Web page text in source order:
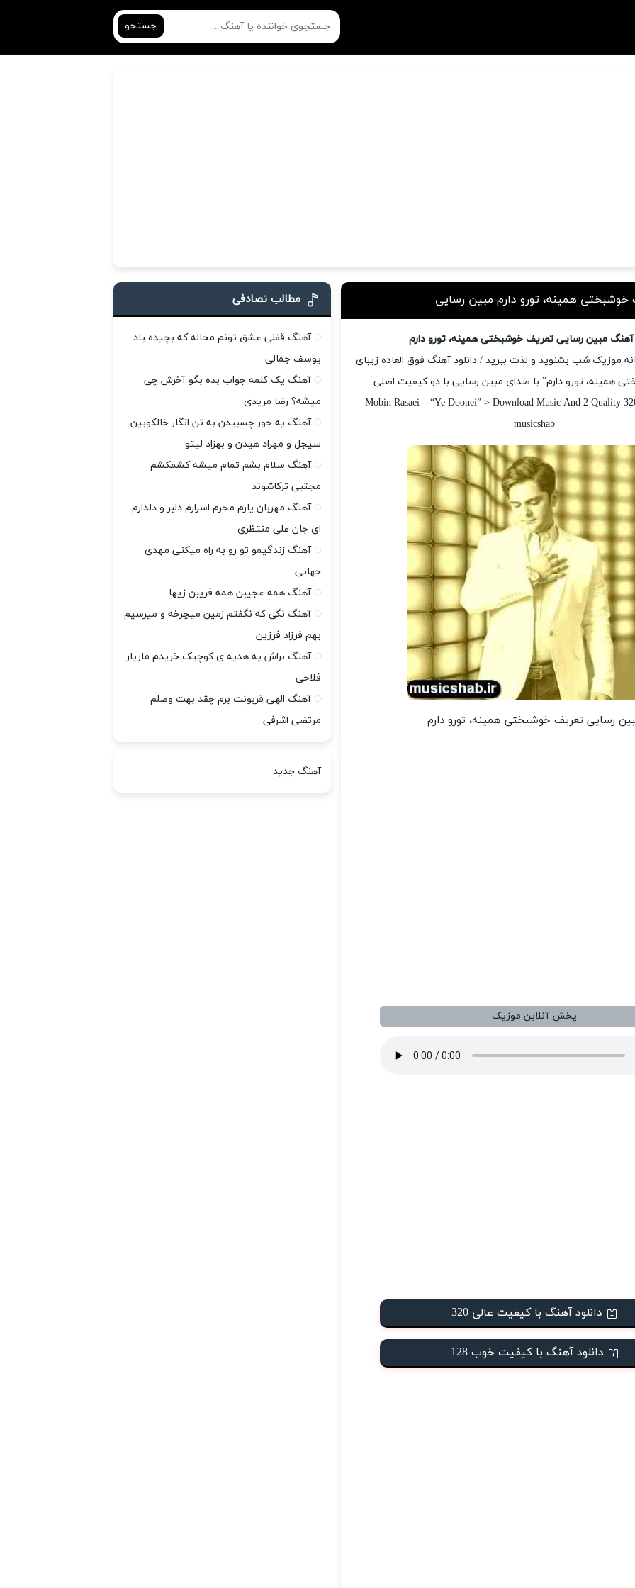
جستجو
همینه، تورو دارم مبین رسایی
آهنگ مبین رسایی تعریف خوشبختی همینه، تورو دارم
موزیک شب بشنوید و لذت ببرید / دانلود آهنگ فوق العاده زیبای
همینه، تورو دارم” با صدای مبین رسایی با دو کیفیت اصلی
Mobin Rasaei – “Ye Doonei” > Download Music And 2 Quality
musicshab
رسایی تعریف خوشبختی همینه، تورو دارم
پخش آنلاین موزیک
دانلود آهنگ با کیفیت عالی 320
دانلود آهنگ با کیفیت خوب 128
مطالب تصادفی
آهنگ قفلی عشق تونم محاله که بچیده یاد
یوسف جمالی
آهنگ یک کلمه جواب بده بگو آخرش چی
میشه؟ رضا مریدی
آهنگ ‎یه جور چسبیدن به تن انگار خالکوبین
سیجل و مهراد هیدن و بهزاد لیتو
آهنگ سلام بشم تمام میشه کشمکشم
مجتبی ترکاشوند
آهنگ مهربان یارم محرم اسرارم دلبر و دلدارم
ای جان علی منتظری
آهنگ زندگیمو تو رو به راه میکنی مهدی
جهانی
آهنگ همه عجیبن همه فریبن زیها
آهنگ نگی که نگفتم زمین میچرخه و میرسیم
بهم فرزاد فرزین
آهنگ براش یه هدیه ی کوچیک خریدم مازیار
فلاحی
آهنگ الهی قربونت برم چقد بهت وصلم
مرتضی اشرفی
آهنگ جدید